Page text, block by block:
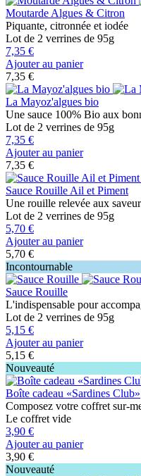
Moutarde Algues & Citron
Piquante, citronnée et iodée
Lot de 2 verrines de 95g
7,35 €
Ajouter au panier
7,35 €
La Mayoz'algues bio
Une sauce 100% Bio aux
Lot de 2 verrines de 95g
7,35 €
Ajouter au panier
7,35 €
Sauce Rouille Ail et Piment
Une rouille relevée aux
Lot de 2 verrines de 95g
5,70 €
Ajouter au panier
5,70 €
Incontournable
Sauce Rouille
L'indispensable pour
Lot de 2 verrines de 95g
5,15 €
Ajouter au panier
5,15 €
Nouveauté
Boîte cadeau «Sardines Club»
Composez votre coffret sur-
Le coffret vide
3,90 €
Ajouter au panier
3,90 €
Nouveauté